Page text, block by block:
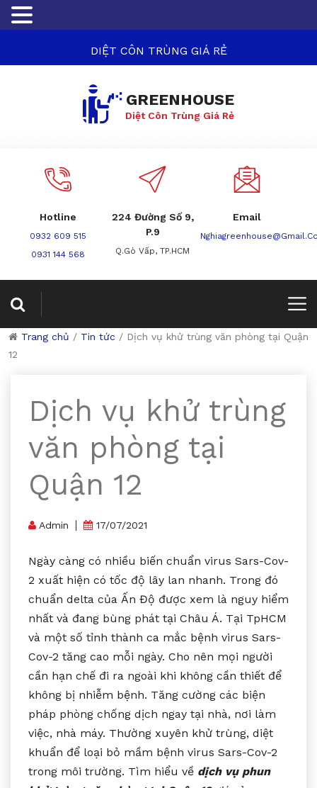
DIỆT CÔN TRÙNG GIÁ RẺ
GREENHOUSE
Diệt Côn Trùng Giá Rẻ
Hotline
0932 609 515
0931 144 568
224 Đường Số 9,
P.9
Q.Gò Vấp, TP.HCM
Email
Trang chủ / Tin tức / Dịch vụ khử trùng văn phòng tại Quận
12
Dịch vụ khử trùng
văn phòng tại
Quận 12
Admin 17/07/2021
Ngày càng có nhiều biến chuẩn virus Sars-Cov-
2 xuất hiện có tốc độ lây lan nhanh. Trong đó
chuẩn delta của Ấn Độ được xem là nguy hiểm
nhất và đang bùng phát tại Châu Á. Tại TpHCM
và một số tỉnh thành ca mắc bệnh virus Sars-
Cov-2 tăng cao mỗi ngày. Cho nên mọi người
cần hạn chế đi ra ngoài khi không cần thiết để
không bị nhiễm bệnh. Tăng cường các biện
pháp phòng chống dịch ngay tại nhà, nơi làm
việc, nhà máy. Thường xuyên khử trùng, diệt
khuẩn để loại bỏ mầm bệnh virus Sars-Cov-2
trong môi trường. Tìm hiểu về dịch vụ phun